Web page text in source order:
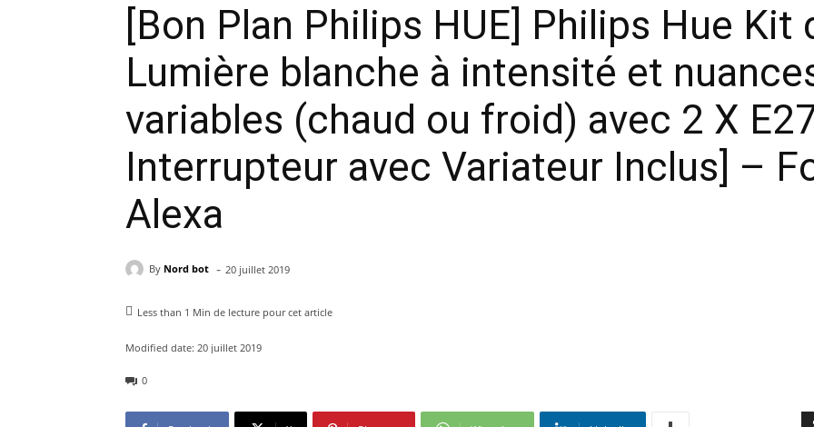
[Bon Plan Philips HUE] Philips Hue Kit
Lumière blanche à intensité et
variables (chaud ou froid) avec 2 X
Interrupteur avec Variateur Inclus] –
Alexa
By Nord bot - 20 juillet 2019
Less than 1 Min de lecture pour cet article
Modified date: 20 juillet 2019
0